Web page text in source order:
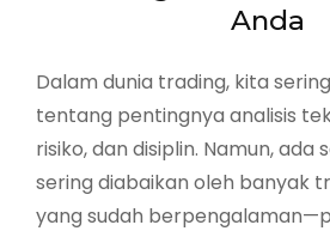
Anda
Dalam dunia trading, kita
tentang pentingnya analisis
risiko, dan disiplin. Namun, ada
sering diabaikan oleh banyak
yang sudah